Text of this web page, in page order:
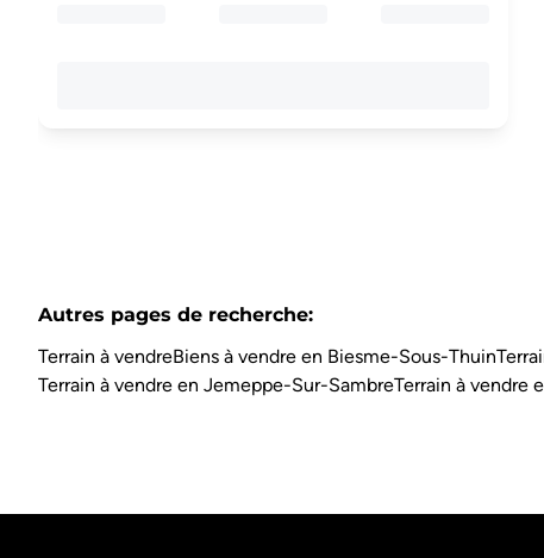
Autres pages de recherche:
Terrain à vendreBiens à vendre en Biesme-Sous-Thuin
Terrain à vendre en Jemeppe-Sur-SambreTerrain à vendre